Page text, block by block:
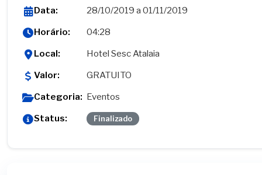
Data:
28/10/2019 a 01/11/2019
Horário:
04:28
Local:
Hotel Sesc Atalaia
Valor:
GRATUITO
Categoria: Eventos
Status:
Finalizado